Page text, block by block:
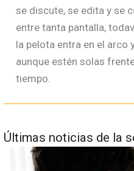
se discute, se edita y se
entre tanta pantalla,
la pelota entra en el arco
aunque estén solas
tiempo.
Últimas noticias de la